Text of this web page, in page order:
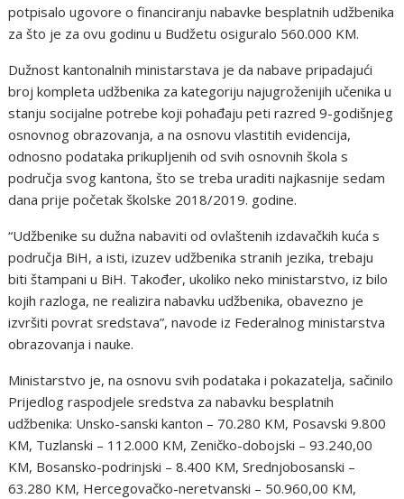
potpisalo ugovore o financiranju nabavke besplatnih udžbenika
za što je za ovu godinu u Budžetu osiguralo 560.000 KM.
Dužnost kantonalnih ministarstava je da nabave pripadajući
broj kompleta udžbenika za kategoriju najugroženijih učenika u
stanju socijalne potrebe koji pohađaju peti razred 9-godišnjeg
osnovnog obrazovanja, a na osnovu vlastitih evidencija,
odnosno podataka prikupljenih od svih osnovnih škola s
područja svog kantona, što se treba uraditi najkasnije sedam
dana prije početak školske 2018/2019. godine.
“Udžbenike su dužna nabaviti od ovlaštenih izdavačkih kuća s
područja BiH, a isti, izuzev udžbenika stranih jezika, trebaju
biti štampani u BiH. Također, ukoliko neko ministarstvo, iz bilo
kojih razloga, ne realizira nabavku udžbenika, obavezno je
izvršiti povrat sredstava”, navode iz Federalnog ministarstva
obrazovanja i nauke.
Ministarstvo je, na osnovu svih podataka i pokazatelja, sačinilo
Prijedlog raspodjele sredstva za nabavku besplatnih
udžbenika: Unsko-sanski kanton – 70.280 KM, Posavski 9.800
KM, Tuzlanski – 112.000 KM, Zeničko-dobojski – 93.240,00
KM, Bosansko-podrinjski – 8.400 KM, Srednjobosanski –
63.280 KM, Hercegovačko-neretvanski – 50.960,00 KM,